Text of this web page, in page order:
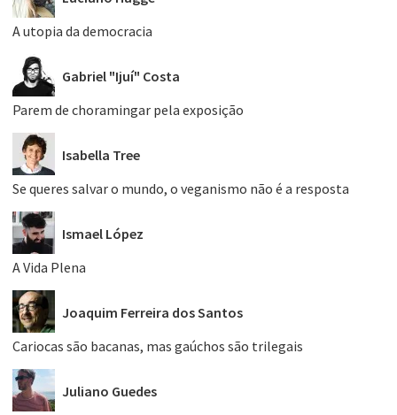
A utopia da democracia
Gabriel "Ijuí" Costa
Parem de choramingar pela exposição
Isabella Tree
Se queres salvar o mundo, o veganismo não é a resposta
Ismael López
A Vida Plena
Joaquim Ferreira dos Santos
Cariocas são bacanas, mas gaúchos são trilegais
Juliano Guedes